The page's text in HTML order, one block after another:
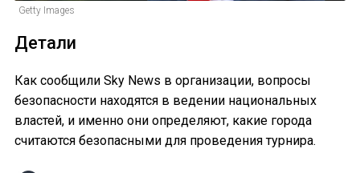
Getty Images
Детали
Как сообщили Sky News в организации, вопросы
безопасности находятся в ведении национальных
властей, и именно они определяют, какие города
считаются безопасными для проведения турнира.